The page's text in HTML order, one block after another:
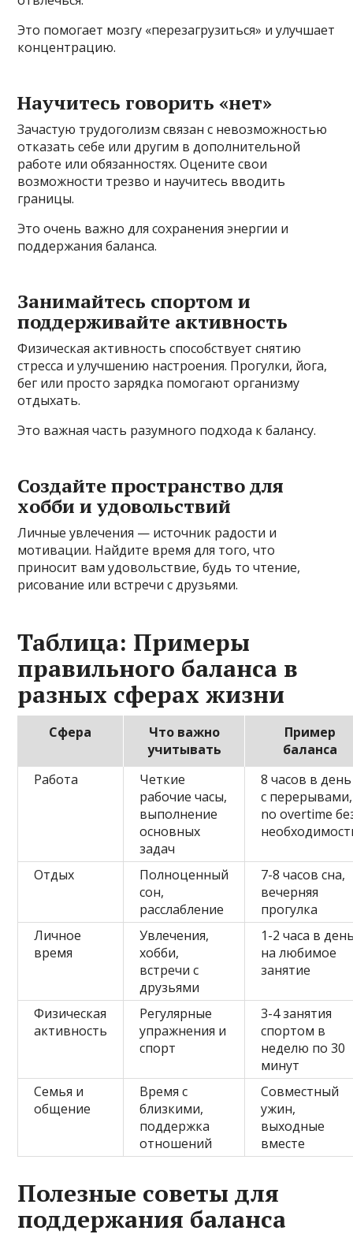
Это помогает мозгу «перезагрузиться» и улучшает
концентрацию.
Научитесь говорить «нет»
Зачастую трудоголизм связан с невозможностью
отказать себе или другим в дополнительной
работе или обязанностях. Оцените свои
возможности трезво и научитесь вводить
границы.
Это очень важно для сохранения энергии и
поддержания баланса.
Занимайтесь спортом и
поддерживайте активность
Физическая активность способствует снятию
стресса и улучшению настроения. Прогулки, йога,
бег или просто зарядка помогают организму
отдыхать.
Это важная часть разумного подхода к балансу.
Создайте пространство для
хобби и удовольствий
Личные увлечения — источник радости и
мотивации. Найдите время для того, что
приносит вам удовольствие, будь то чтение,
рисование или встречи с друзьями.
Таблица: Примеры
правильного баланса в
разных сферах жизни
Сфера
Что важно
учитывать
Пример
баланса
Работа
Четкие
рабочие часы,
выполнение
основных
задач
8 часов в день
с перерывами,
no overtime
Отдых
Полноценный
сон,
расслабление
7-8 часов сна,
вечерняя
прогулка
Личное
время
Увлечения,
хобби,
встречи с
друзьями
1-2 часа в
на любимое
занятие
Физическая
активность
Регулярные
упражнения и
спорт
3-4 занятия
спортом в
неделю по 30
минут
Семья и
общение
Время с
близкими,
поддержка
отношений
Совместный
ужин,
выходные
вместе
Полезные советы для
поддержания баланса